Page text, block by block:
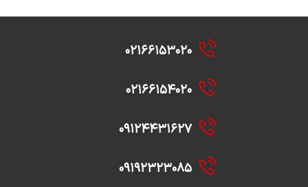
۰۲۱۶۶۱۵۳۰۲۰
۰۲۱۶۶۱۵۴۰۲۰
۰۹۱۲۴۴۳۱۶۲۷
۰۹۱۹۲۳۲۳۰۸۵